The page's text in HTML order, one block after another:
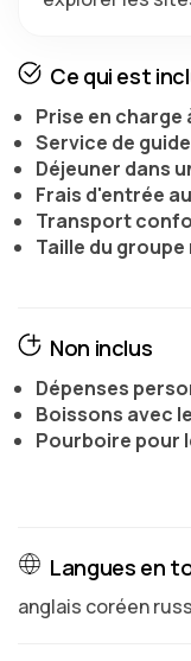
Ce qui est
Prise en charge
Service de
Déjeuner dans
Frais d'entrée
Transport
Taille du groupe
Non inclus
Dépenses
Boissons avec
Pourboire pour
Langues en
anglais coréen